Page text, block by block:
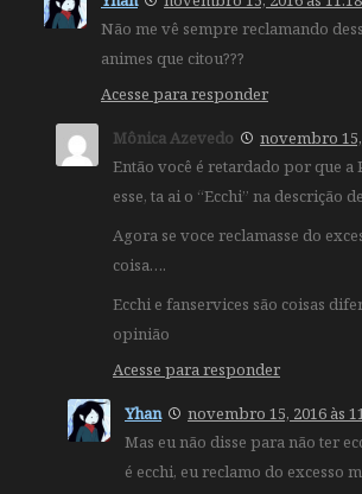
Não me vê sempre reclamando
animes que citou???
Acesse para responder
Mônica Azevedo
novembro 15,
Então você é retardado por que a
esse, ta ai o “Ecchi” na descrição
Agora se voce reclamasse do
coisa….
Ecchi e fanservices são coisas
opinião
Acesse para responder
Yhan
novembro 15, 2016 às
Mas eu não disse para não ter
é ecchi, eu reclamo do excesso